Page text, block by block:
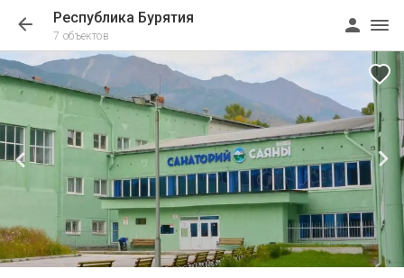
Республика Бурятия
7 объектов